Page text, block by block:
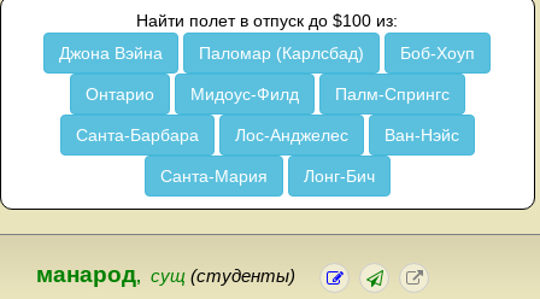
Найти полет в отпуск до $100 из:
Джона Вэйна
Паломар (Карлсбад) Боб-Хоуп
Онтарио Мидоус-Филд Палм-Спрингс
Санта-Барбара Лос-Анджелес Ван-Нэйс
Санта-Мария Лонг-Бич
манарод, сущ (студенты)